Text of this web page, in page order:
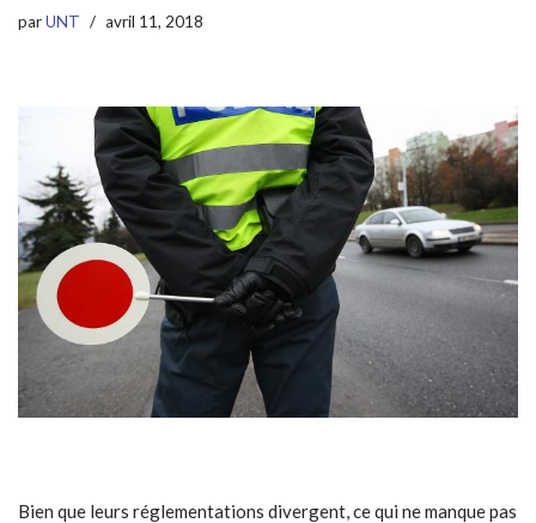
parUNT avril 11, 2018
Bien que leurs réglementations divergent, ce qui ne manque pas